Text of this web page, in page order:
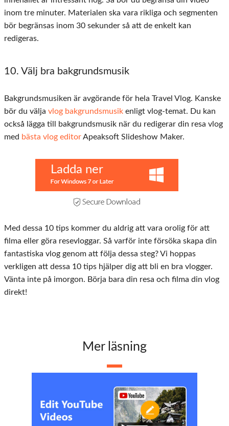
inom tre minuter. Materialen ska vara rikliga och segmenten
bör begränsas inom 30 sekunder så att de enkelt kan
redigeras.
10. Välj bra bakgrundsmusik
Bakgrundsmusiken är avgörande för hela Travel Vlog. Kanske
bör du välja vlog bakgrundsmusik enligt vlog-temat. Du kan
också lägga till bakgrundsmusik när du redigerar din resa vlog
med bästa vlog editorApeaksoft Slideshow Maker.
Ladda ner
Med dessa 10 tips kommer du aldrig att vara orolig för att
filma eller göra resevloggar. Så varför inte försöka skapa din
fantastiska vlog genom att följa dessa steg? Vi hoppas
verkligen att dessa 10 tips hjälper dig att bli en bra vlogger.
Vänta inte på imorgon. Börja bara din resa och filma din vlog
direkt!
Mer läsning